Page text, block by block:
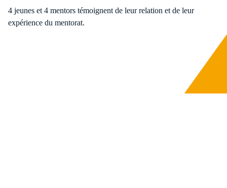
4 jeunes et 4 mentors témoignent de leur relation et de leur
expérience du mentorat.